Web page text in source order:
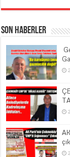
Son Haberler